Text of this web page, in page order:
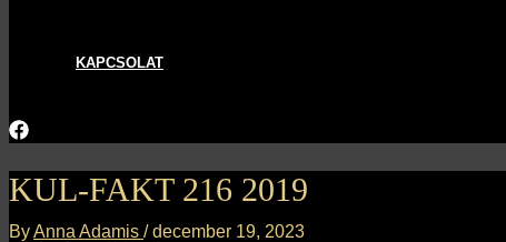
KAPCSOLAT
KUL-FAKT 216 2019
ByAnna Adamis /december 19, 2023